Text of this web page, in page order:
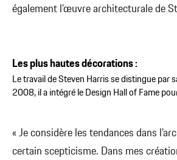
également l’œuvre architecturale de
Les plus hautes décorations :
Le travail de Steven Harris se distingue par
2008, il a intégré le Design Hall of Fame
« Je considère les tendances dans
certain scepticisme. Dans mes